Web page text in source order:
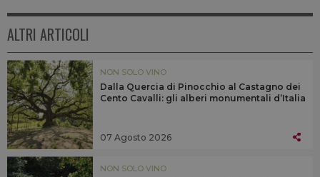
ALTRI ARTICOLI
NON SOLO VINO
Dalla Quercia di Pinocchio al Castagno dei
Cento Cavalli: gli alberi monumentali d’Italia
07 Agosto 2026
NON SOLO VINO